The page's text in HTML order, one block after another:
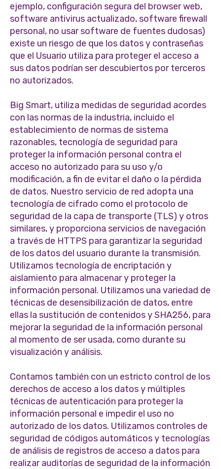
ejemplo, configuración segura del browser web,
software antivirus actualizado, software firewall
personal, no usar software de fuentes dudosas)
existe un riesgo de que los datos y contraseñas
que el Usuario utiliza para proteger el acceso a
sus datos podrían ser descubiertos por terceros
no autorizados.
Big Smart, utiliza medidas de seguridad acordes
con las normas de la industria, incluido el
establecimiento de normas de sistema
razonables, tecnología de seguridad para
proteger la información personal contra el
acceso no autorizado para su uso y/o
modificación, a fin de evitar el daño o la pérdida
de datos. Nuestro servicio de red adopta una
tecnología de cifrado como el protocolo de
seguridad de la capa de transporte (TLS) y otros
similares, y proporciona servicios de navegación
a través de HTTPS para garantizar la seguridad
de los datos del usuario durante la transmisión.
Utilizamos tecnología de encriptación y
aislamiento para almacenar y proteger la
información personal. Utilizamos una variedad de
técnicas de desensibilización de datos, entre
ellas la sustitución de contenidos y SHA256, para
mejorar la seguridad de la información personal
al momento de ser usada, como durante su
visualización y análisis.
Contamos también con un estricto control de los
derechos de acceso a los datos y múltiples
técnicas de autenticación para proteger la
información personal e impedir el uso no
autorizado de los datos. Utilizamos controles de
seguridad de códigos automáticos y tecnologías
de análisis de registros de acceso a datos para
realizar auditorías de seguridad de la información